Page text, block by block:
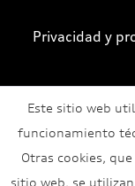
Privacidad y
Este sitio web
funcionamiento
Otras cookies,
sitio web, se